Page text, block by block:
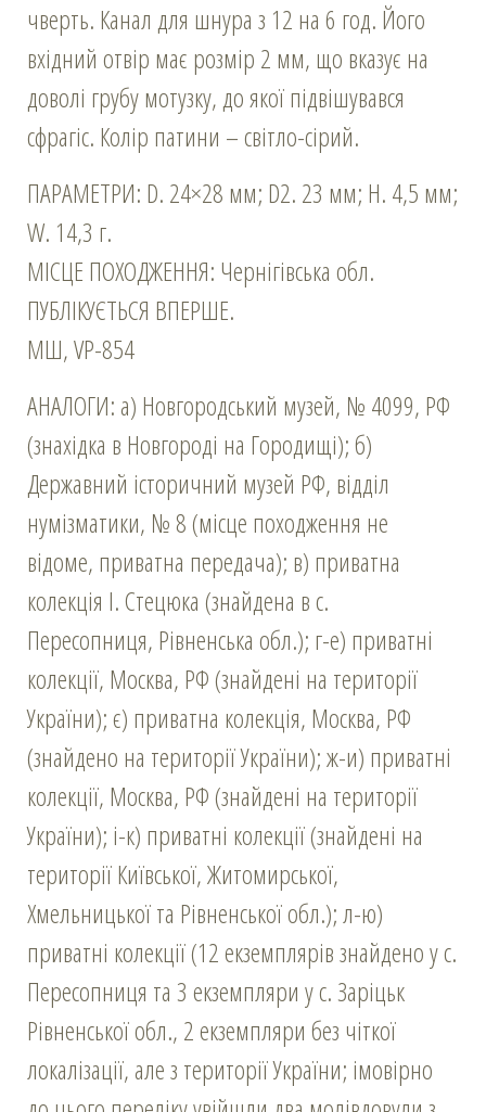
чверть. Канал для шнура з 12 на 6 год. Його
вхідний отвір має розмір 2 мм, що вказує на
доволі грубу мотузку, до якої підвішувався
сфрагіс. Колір патини – світло-сірий.
ПАРАМЕТРИ: D. 24×28 мм; D2. 23 мм; Н. 4,5 мм;
W. 14,3 г.
МІСЦЕ ПОХОДЖЕННЯ: Чернігівська обл.
ПУБЛІКУЄТЬСЯ ВПЕРШЕ.
МШ, VР-854
АНАЛОГИ: а) Новгородський музей, № 4099, РФ
(знахідка в Новгороді на Городищі); б)
Державний історичний музей РФ, відділ
нумізматики, № 8 (місце походження не
відоме, приватна передача); в) приватна
колекція І. Стецюка (знайдена в с.
Пересопниця, Рівненська обл.); г-е) приватні
колекції, Москва, РФ (знайдені на території
України); є) приватна колекція, Москва, РФ
(знайдено на території України); ж-и) приватні
колекції, Москва, РФ (знайдені на території
України); і-к) приватні колекції (знайдені на
території Київської, Житомирської,
Хмельницької та Рівненської обл.); л-ю)
приватні колекції (12 екземплярів знайдено у с.
Пересопниця та 3 екземпляри у с. Заріцьк
Рівненської обл., 2 екземпляри без чіткої
локалізації, але з території України; імовірно